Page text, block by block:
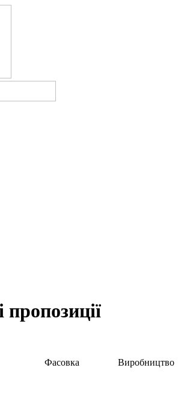
Фасовка Виробництво